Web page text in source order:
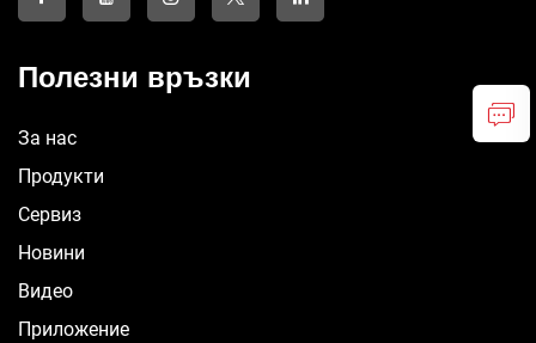
Полезни връзки
За нас
Продукти
Сервиз
Новини
Видео
Приложение